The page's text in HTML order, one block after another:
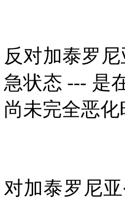
反对加泰罗
急状态 --- 是
尚未完全恶
对加泰罗尼